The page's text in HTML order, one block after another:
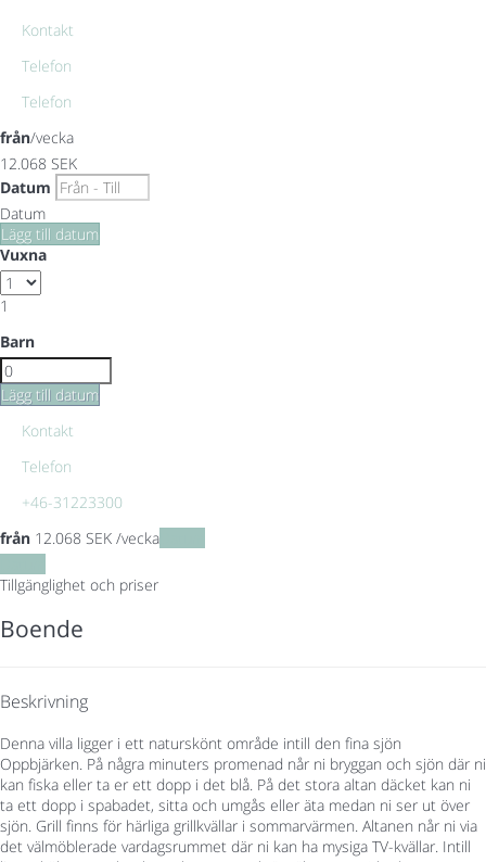
Kontakt
Telefon
Telefon
från/vecka
12.068 SEK
Datum
Datum
Lägg till datum
Vuxna
1
Barn
Lägg till datum
Kontakt
Telefon
+46-31223300
från 12.068 SEK /vecka
Tillgänglighet och priser
Boende
Beskrivning
Denna villa ligger i ett naturskönt område intill den fina sjön
Oppbjärken. På några minuters promenad når ni bryggan och sjön där ni
kan fiska eller ta er ett dopp i det blå. På det stora altan däcket kan ni
ta ett dopp i spabadet, sitta och umgås eller äta medan ni ser ut över
sjön. Grill finns för härliga grillkvällar i sommarvärmen. Altanen når ni via
det välmöblerade vardagsrummet där ni kan ha mysiga TV-kvällar. Intill